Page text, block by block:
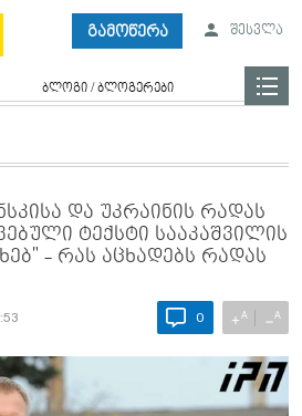
გამოწერა შესვლა
ბლოგი / ბლოგერები
და უკრაინის რადას
ტექსტი სააკაშვილის
- რას აცხადებს რადას
0 +A −A